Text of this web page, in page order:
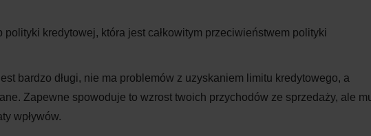
polityki kredytowej, która jest całkowitym przeciwieństwem polityki
bardzo długi, nie ma problemów z uzyskaniem limitu kredytowego, a
Zapewne spowoduje to wzrost twoich przychodów ze sprzedaży, ale
wpływów.